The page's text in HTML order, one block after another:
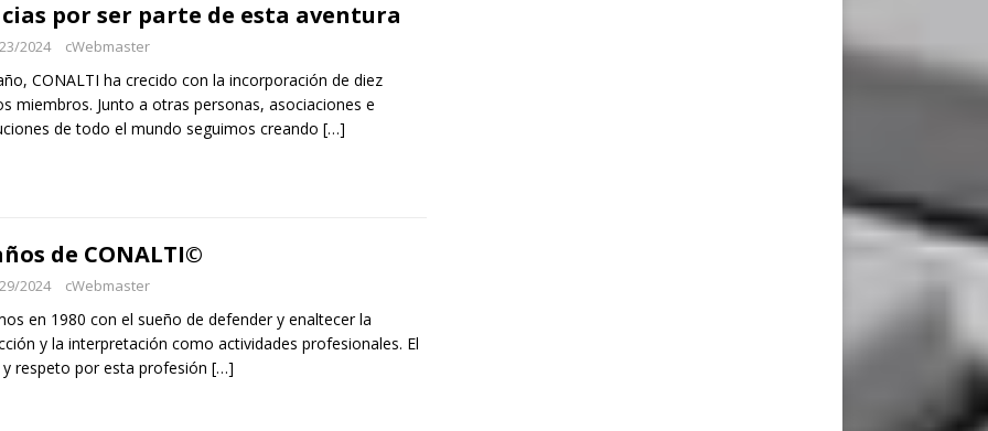
por ser parte de esta aventura
2024 cWebmaster
CONALTI ha crecido con la incorporación de diez
miembros. Junto a otras personas, asociaciones e
de todo el mundo seguimos creando […]
de CONALTI©
2024 cWebmaster
en 1980 con el sueño de defender y enaltecer la
y la interpretación como actividades profesionales. El
respeto por esta profesión […]